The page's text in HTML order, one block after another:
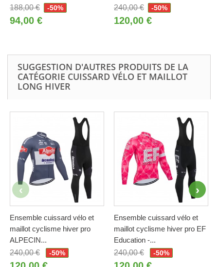
188,00 €
-50%
94,00 €
240,00 €
-50%
120,00 €
SUGGESTION D'AUTRES PRODUITS DE LA
CATÉGORIE CUISSARD VÉLO ET MAILLOT
LONG HIVER
Ensemble cuissard vélo et
maillot cyclisme hiver pro
ALPECIN...
240,00 €
-50%
Ensemble cuissard vélo et
maillot cyclisme hiver pro EF
Education -...
240,00 €
-50%